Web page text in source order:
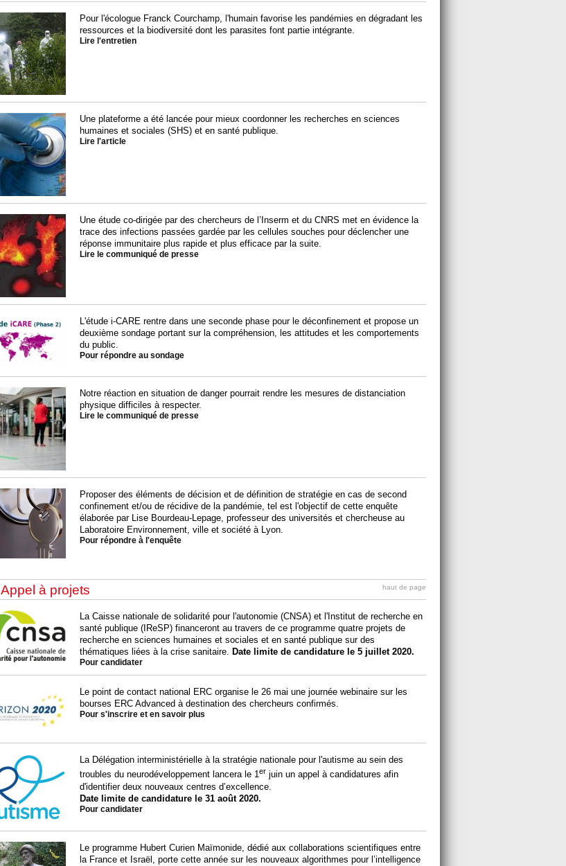
Pour l'écologue Franck Courchamp, l'humain favorise les pandémies en dégradant les
ressources et la biodiversité dont les parasites font partie intégrante.
Lire l'entretien
Une plateforme a été lancée pour mieux coordonner les recherches en sciences
humaines et sociales (SHS) et en santé publique.
Lire l'article
Une étude co-dirigée par des chercheurs de l’Inserm et du CNRS met en évidence la
trace des infections passées gardée par les cellules souches pour déclencher une
réponse immunitaire plus rapide et plus efficace par la suite.
Lire le communiqué de presse
L'étude i-CARE rentre dans une seconde phase pour le déconfinement et propose un
deuxième sondage portant sur la compréhension, les attitudes et les comportements
du public.
Pour répondre au sondage
Notre réaction en situation de danger pourrait rendre les mesures de distanciation
physique difficiles à respecter.
Lire le communiqué de presse
Proposer des éléments de décision et de définition de stratégie en cas de second
confinement et/ou de récidive de la pandémie, tel est l'objectif de cette enquête
élaborée par Lise Bourdeau-Lepage, professeur des universités et chercheuse au
Laboratoire Environnement, ville et société à Lyon.
Pour répondre à l'enquête
Appel à projets haut de page
La Caisse nationale de solidarité pour l'autonomie (CNSA) et l'Institut de recherche en
santé publique (IReSP) financeront au travers de ce programme quatre projets de
recherche en sciences humaines et sociales et en santé publique sur des
thématiques liées à la crise sanitaire.
Date limite de candidature le 5 juillet 2020.
Pour candidater
Le point de contact national ERC organise le 26 mai une journée webinaire sur les
bourses ERC Advanced à destination des chercheurs confirmés.
Pour s'inscrire et en savoir plus
La Délégation interministérielle à la stratégie nationale pour l'autisme au sein des
troubles du neurodéveloppement lancera le 1er juin un appel à candidatures afin
d'identifier deux nouveaux centres d’excellence.
Date limite de candidature le 31 août 2020.
Pour candidater
Le programme Hubert Curien Maïmonide, dédié aux collaborations scientifiques entre
la France et Israël, porte cette année sur les nouveaux algorithmes pour l’intelligence